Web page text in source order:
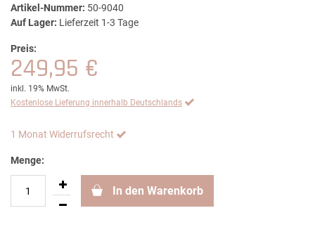
Artikel-Nummer: 50-9040
Auf Lager: Lieferzeit 1-3 Tage
Preis:
249,95 €
inkl. 19% MwSt.
Kostenlose Lieferung innerhalb Deutschlands
1 Monat Widerrufsrecht
Menge:
In den Warenkorb